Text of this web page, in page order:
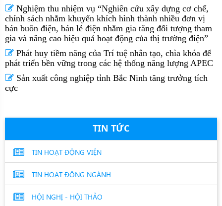
Nghiệm thu nhiệm vụ “Nghiên cứu xây dựng cơ chế,
chính sách nhằm khuyến khích hình thành nhiều đơn vị
bán buôn điện, bán lẻ điện nhằm gia tăng đối tượng tham
gia và nâng cao hiệu quả hoạt động của thị trường điện”
Phát huy tiềm năng của Trí tuệ nhân tạo, chìa khóa để
phát triển bền vững trong các hệ thống năng lượng APEC
Sản xuất công nghiệp tỉnh Bắc Ninh tăng trưởng tích
cực
TIN TỨC
TIN HOẠT ĐỘNG VIỆN
TIN HOẠT ĐỘNG NGÀNH
HỘI NGHỊ - HỘI THẢO